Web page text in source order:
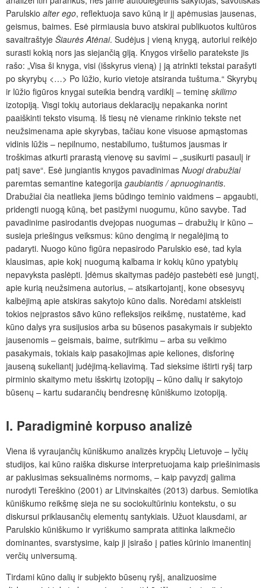
Parulskio alter ego, reflektuoja savo kūną ir jį apėmusias jausenas,
geismus, baimes. Esė pirmiausia buvo atskirai publikuotos kultūros
savaitraštyje Šiaurės Atėnai. Sudėjus į vieną knygą, autoriui reikėjo
surasti kokią nors jas siejančią giją. Knygos viršelio paratekste jis
rašo: „Visa ši knyga, visi (išskyrus vieną) į ją atrinkti tekstai parašyti
po skyrybų <…> Po lūžio, kurio vietoje atsiranda tuštuma.“ Skyrybų
ir lūžio figūros knygai suteikia bendrą vardiklį – teminę skilimo
izotopiją. Visgi tokių autoriaus deklaracijų nepakanka norint
paaiškinti teksto visumą. Iš tiesų nė viename rinkinio tekste net
neužsimenama apie skyrybas, tačiau kone visuose apmąstomas
vidinis lūžis – nepilnumo, nestabilumo, tuštumos jausmas ir
troškimas atkurti prarastą vienovę su savimi – „susikurti pasaulį ir
patį save“. Esė jungiantis knygos pavadinimas Nuogi drabužiai
paremtas semantine kategorija gaubiantis / apnuoginantis.
Drabužiai čia neatlieka jiems būdingo teminio vaidmens – apgaubti,
pridengti nuogą kūną, bet pasižymi nuogumu, kūno savybe. Tad
pavadinime pasirodantis dvejopas nuogumas – drabužių ir kūno –
susieja priešingus veiksmus: kūno dengimą ir negalėjimą to
padaryti. Nuogo kūno figūra nepasirodo Parulskio esė, tad kyla
klausimas, apie kokį nuogumą kalbama ir kokių kūno ypatybių
nepavyksta paslėpti. Įdėmus skaitymas padėjo pastebėti esė jungtį,
apie kurią neužsimena autorius, – atsikartojantį, kone obsesyvų
kalbėjimą apie atskiras sakytojo kūno dalis. Norėdami atskleisti
tokios neįprastos sãvo kūno refleksijos reikšmę, nustatėme, kad
kūno dalys yra susijusios arba su būsenos pasakymais ir subjekto
jausenomis – geismais, baime, sutrikimu – arba su veikimo
pasakymais, tokiais kaip pasakojimas apie keliones, disforinę
jauseną sukeliantį judėjimą-keliavimą. Tad sieksime ištirti ryšį tarp
pirminio skaitymo metu išskirtų izotopijų – kūno dalių ir sakytojo
būsenų – kartu sudarančių bendresnę kūniškumo izotopiją.
I. Paradigminė korpuso analizė
Viena iš vyraujančių kūniškumo analizės krypčių Lietuvoje – lyčių
studijos, kai kūno raiška diskurse interpretuojama kaip priešinimasis
ar paklusimas seksualinėms normoms, – kaip pavyzdį galima
nurodyti Tereškino (2001) ar Litvinskaitės (2013) darbus. Semiotika
kūniškumo reikšmę sieja ne su sociokultūriniu kontekstu, o su
diskursui priklausančių elementų santykiais. Užuot klausdami, ar
Parulskio kūniškumo ir vyriškumo samprata atitinka laikmečio
dominantes, svarstysime, kaip ji įsirašo į paties kūrinio imanentinį
verčių universumą.
Tirdami kūno dalių ir subjekto būsenų ryšį, analizuosime